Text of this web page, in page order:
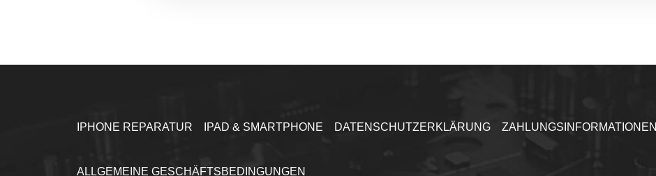
IPHONE REPARATUR IPAD & SMARTPHONE DATENSCHUTZERKLÄRUNG ZAHLUNGSINFORMATIONEN
ALLGEMEINE GESCHÄFTSBEDINGUNGEN